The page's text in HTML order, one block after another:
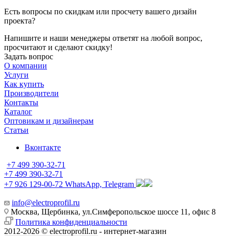
Есть вопросы по скидкам или просчету вашего дизайн
проекта?
Напишите и наши менеджеры ответят на любой вопрос,
просчитают и сделают скидку!
Задать вопрос
О компании
Услуги
Как купить
Производители
Контакты
Каталог
Оптовикам и дизайнерам
Статьи
Вконтакте
+7 499 390-32-71
+7 499 390-32-71
+7 926 129-00-72 WhatsApp, Telegram
info@electroprofil.ru
Москва, Щербинка, ул.Симферопольское шоссе 11, офис 8
Политика конфиденциальности
2012-2026 © electroprofil.ru - интернет-магазин